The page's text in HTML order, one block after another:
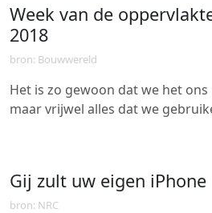
Week van de
2018
bron: Bouwwereld
Het is zo gewoon dat we het
maar vrijwel alles dat we
Gij zult uw eigen
bron: NRC